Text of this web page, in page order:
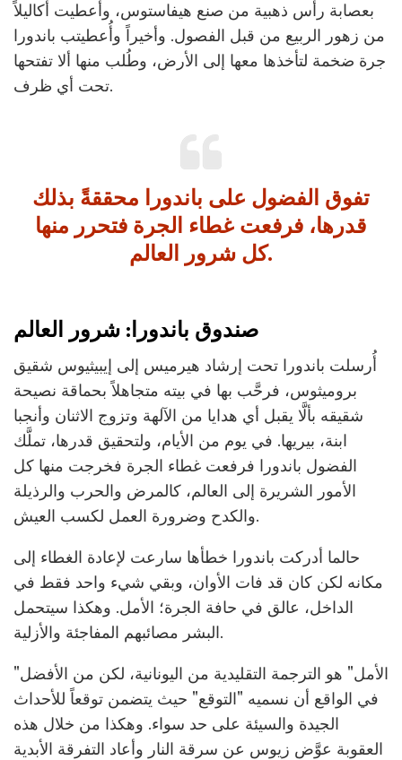
بعصابة رأس ذهبية من صنع هيفاستوس، وأُعطيت أكاليلاً
من زهور الربيع من قبل الفصول. وأخيراً وأُعطيتب باندورا
جرة ضخمة لتأخذها معها إلى الأرض، وطُلب منها ألا تفتحها
تحت أي ظرف.
تفوق الفضول على باندورا محققةً بذلك
قدرها، فرفعت غطاء الجرة فتحرر منها
كل شرور العالم.
صندوق باندورا: شرور العالم
أُرسلت باندورا تحت إرشاد هيرميس إلى إيبيثيوس شقيق
بروميثوس، فرحَّب بها في بيته متجاهلاً بحماقة نصيحة
شقيقه بألَّا يقبل أي هدايا من الآلهة وتزوج الاثنان وأنجبا
ابنة، بيريها. في يوم من الأيام، ولتحقيق قدرها، تملَّك
الفضول باندورا فرفعت غطاء الجرة فخرجت منها كل
الأمور الشريرة إلى العالم، كالمرض والحرب والرذيلة
والكدح وضرورة العمل لكسب العيش.
حالما أدركت باندورا خطأها سارعت لإعادة الغطاء إلى
مكانه لكن كان قد فات الأوان، وبقي شيء واحد فقط في
الداخل، عالق في حافة الجرة؛ الأمل. وهكذا سيتحمل
البشر مصائبهم المفاجئة والأزلية.
"الأمل" هو الترجمة التقليدية من اليونانية، لكن من الأفضل
في الواقع أن نسميه "التوقع" حيث يتضمن توقعاً للأحداث
الجيدة والسيئة على حد سواء. وهكذا من خلال هذه
العقوبة عوَّض زيوس عن سرقة النار وأعاد التفرقة الأبدية